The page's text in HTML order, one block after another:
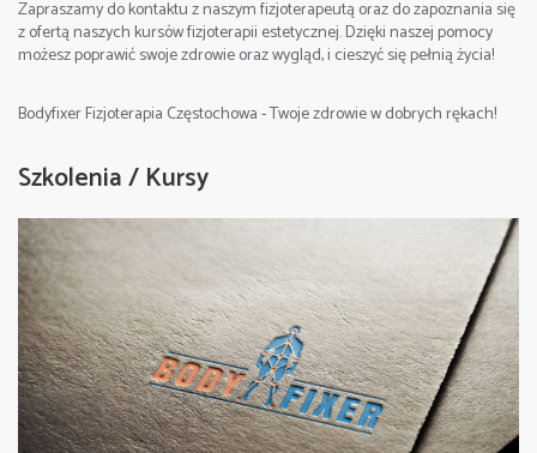
2. Strefa pracy – klatka piersiowa, brzuch, część
grzbietowa
Zapraszamy do kontaktu z naszym fizjoterapeutą oraz do zapoznania się
z ofertą naszych kursów fizjoterapii estetycznej. Dzięki naszej pomocy
możesz poprawić swoje zdrowie oraz wygląd, i cieszyć się pełnią życia!
Bodyfixer Fizjoterapia Częstochowa - Twoje zdrowie w dobrych rękach!
Szkolenia / Kursy